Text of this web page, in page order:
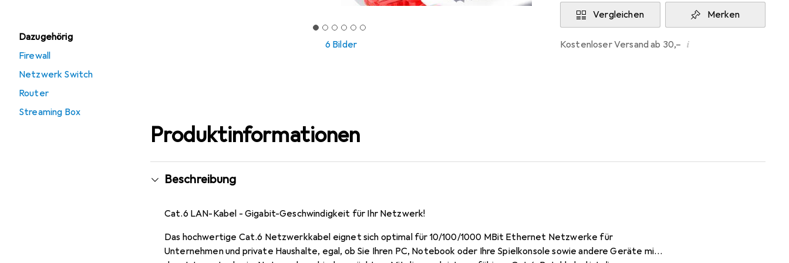
Dazugehörig
Firewall
Netzwerk Switch
Router
Streaming Box
6 Bilder
Vergleichen Merken
Kostenloser Versand ab 30,– i
Produktinformationen
Beschreibung
Cat.6 LAN-Kabel - Gigabit-Geschwindigkeit für Ihr Netzwerk!
Das hochwertige Cat.6 Netzwerkkabel eignet sich optimal für 10/100/1000 MBit Ethernet Netzwerke für
Unternehmen und private Haushalte, egal, ob Sie Ihren PC, Notebook oder Ihre Spielkonsole sowie andere Geräte mit